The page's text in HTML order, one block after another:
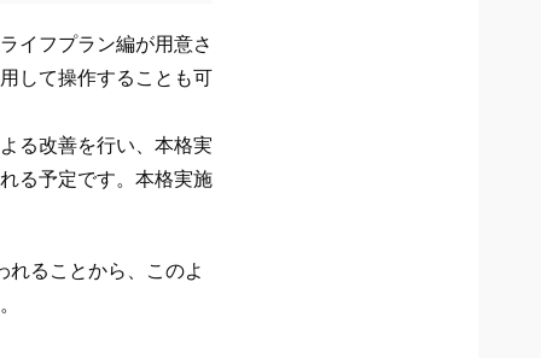
イフプラン編が用意さ
して操作することも可
る改善を行い、本格実
る予定です。本格実施
れることから、このよ